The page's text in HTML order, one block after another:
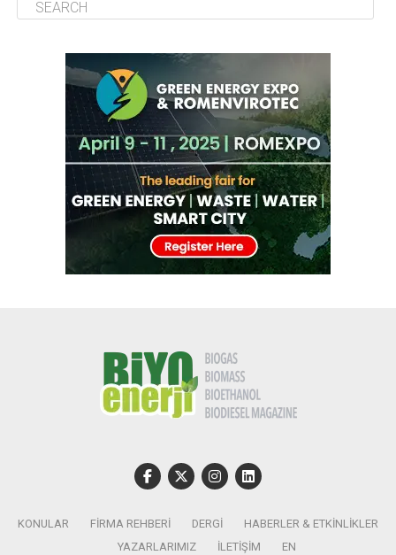
KONULAR FIRMA REHBERI DERGI
HABERLER & ETKINLIKLER
YAZARLARIMIZ
İLETIŞIM EN